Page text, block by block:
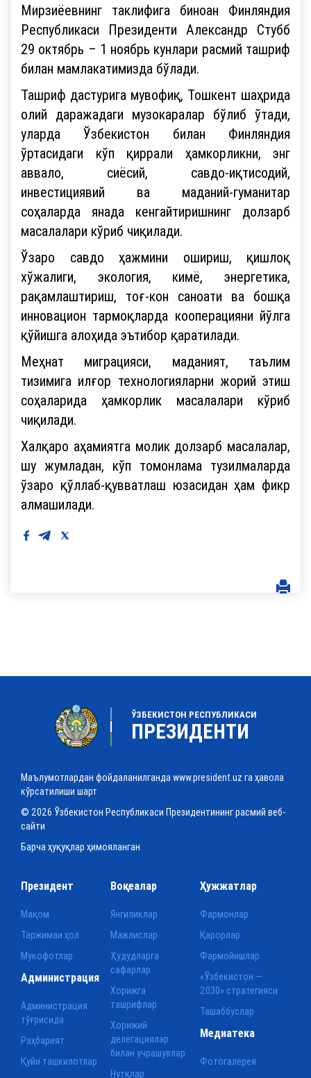
Мирзиёевнинг таклифига биноан Финляндия
Республикаси Президенти Александр Стубб
29 октябрь – 1 ноябрь кунлари расмий ташриф
билан мамлакатимизда бўлади.
Ташриф дастурига мувофиқ, Тошкент шаҳрида
олий даражадаги музокаралар бўлиб ўтади,
уларда Ўзбекистон билан Финляндия
ўртасидаги кўп қиррали ҳамкорликни, энг
аввало, сиёсий, савдо-иқтисодий,
инвестициявий ва маданий-гуманитар
соҳаларда янада кенгайтиришнинг долзарб
масалалари кўриб чиқилади.
Ўзаро савдо ҳажмини ошириш, қишлоқ
хўжалиги, экология, кимё, энергетика,
рақамлаштириш, тоғ-кон саноати ва бошқа
инновацион тармоқларда кооперацияни йўлга
қўйишга алоҳида эътибор қаратилади.
Меҳнат миграцияси, маданият, таълим
тизимига илғор технологияларни жорий этиш
соҳаларида ҳамкорлик масалалари кўриб
чиқилади.
Халқаро аҳамиятга молик долзарб масалалар,
шу жумладан, кўп томонлама тузилмаларда
ўзаро қўллаб-қувватлаш юзасидан ҳам фикр
алмашилади.
ЎЗБЕКИСТОН РЕСПУБЛИКАСИ
ПРЕЗИДЕНТИ
Маълумотлардан фойдаланилганда www.president.uz га ҳавола
кўрсатилиши шарт
© 2026 Ўзбекистон Республикаси Президентининг расмий веб-
сайти
Барча ҳуқуқлар ҳимояланган
Президент
Мақом
Таржимаи ҳол
Мукофотлар
Воқеалар
Янгиликлар
Мажлислар
Ҳудудларга
сафарлар
Хорижга
ташрифлар
Хорижий
делегациялар
билан учрашувлар
Нутқлар
Ҳужжатлар
Фармонлар
Қарорлар
Фармойишлар
«Ўзбекистон —
2030» стратегияси
Ташаббуслар
Администрация
Администрация
тўғрисида
Раҳбарият
Қуйи ташкилотлар
Медиатека
Фотогалерея